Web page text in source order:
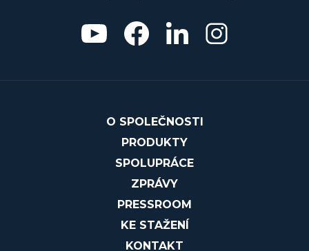
O SPOLEČNOSTI
PRODUKTY
SPOLUPRÁCE
ZPRÁVY
PRESSROOM
KE STAŽENÍ
KONTAKT